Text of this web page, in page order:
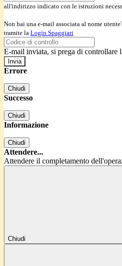
all'indirizzo indicato con le istruzioni
Non hai una e-mail associata al nome
tramite la Login Spaggiari
E-mail inviata, si prega di controllare
Errore
Chiudi
Successo
Chiudi
Informazione
Chiudi
Attendere...
Attendere il completamento
Chiudi